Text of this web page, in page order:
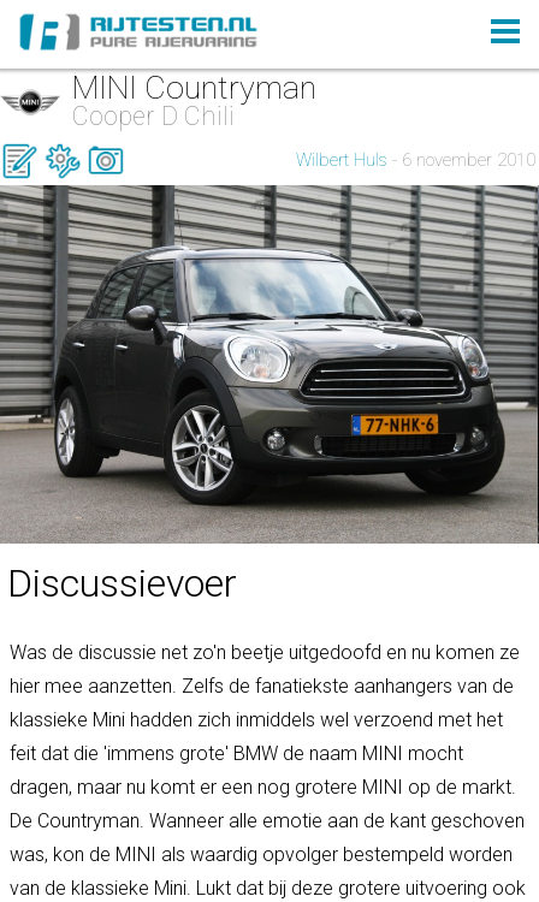
MINI Countryman
Cooper D Chili
Wilbert Huls - 6 november 2010
Discussievoer
Was de discussie net zo'n beetje uitgedoofd en nu komen ze
hier mee aanzetten. Zelfs de fanatiekste aanhangers van de
klassieke Mini hadden zich inmiddels wel verzoend met het
feit dat die 'immens grote' BMW de naam MINI mocht
dragen, maar nu komt er een nog grotere MINI op de markt.
De Countryman. Wanneer alle emotie aan de kant geschoven
was, kon de MINI als waardig opvolger bestempeld worden
van de klassieke Mini. Lukt dat bij deze grotere uitvoering ook